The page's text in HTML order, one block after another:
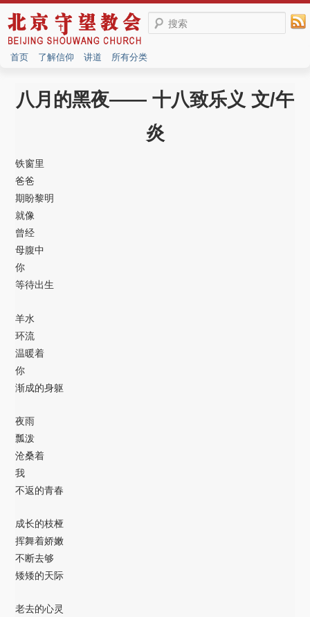
搜索
首页 了解信仰 讲道 所有分类
八月的黑夜—— 十八致乐义 文/午
炎
铁窗里
爸爸
期盼黎明
就像
曾经
母腹中
你
等待出生
羊水
环流
温暖着
你
渐成的身躯
夜雨
瓢泼
沧桑着
我
不返的青春
成长的枝桠
挥舞着娇嫩
不断去够
矮矮的天际
老去的心灵